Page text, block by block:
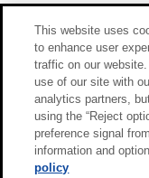
This website uses
to enhance user
traffic on our
use of our site with
analytics partners,
using the “Reject
preference signal
information and
policy